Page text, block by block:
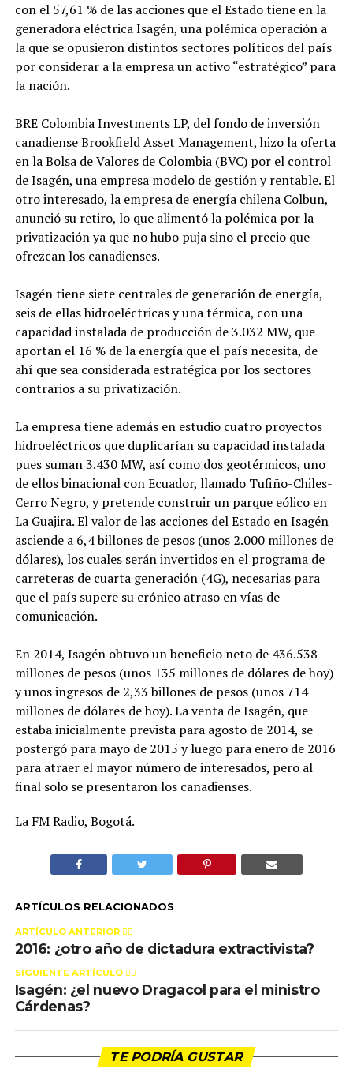
con el 57,61 % de las acciones que el Estado tiene en la
generadora eléctrica Isagén, una polémica operación a
la que se opusieron distintos sectores políticos del país
por considerar a la empresa un activo “estratégico” para
la nación.
BRE Colombia Investments LP, del fondo de inversión
canadiense Brookfield Asset Management, hizo la oferta
en la Bolsa de Valores de Colombia (BVC) por el control
de Isagén, una empresa modelo de gestión y rentable. El
otro interesado, la empresa de energía chilena Colbun,
anunció su retiro, lo que alimentó la polémica por la
privatización ya que no hubo puja sino el precio que
ofrezcan los canadienses.
Isagén tiene siete centrales de generación de energía,
seis de ellas hidroeléctricas y una térmica, con una
capacidad instalada de producción de 3.032 MW, que
aportan el 16 % de la energía que el país necesita, de
ahí que sea considerada estratégica por los sectores
contrarios a su privatización.
La empresa tiene además en estudio cuatro proyectos
hidroeléctricos que duplicarían su capacidad instalada
pues suman 3.430 MW, así como dos geotérmicos, uno
de ellos binacional con Ecuador, llamado Tufiño-Chiles-
Cerro Negro, y pretende construir un parque eólico en
La Guajira. El valor de las acciones del Estado en Isagén
asciende a 6,4 billones de pesos (unos 2.000 millones de
dólares), los cuales serán invertidos en el programa de
carreteras de cuarta generación (4G), necesarias para
que el país supere su crónico atraso en vías de
comunicación.
En 2014, Isagén obtuvo un beneficio neto de 436.538
millones de pesos (unos 135 millones de dólares de hoy)
y unos ingresos de 2,33 billones de pesos (unos 714
millones de dólares de hoy). La venta de Isagén, que
estaba inicialmente prevista para agosto de 2014, se
postergó para mayo de 2015 y luego para enero de 2016
para atraer el mayor número de interesados, pero al
final solo se presentaron los canadienses.
La FM Radio, Bogotá.
ARTÍCULOS RELACIONADOS
ARTÍCULO ANTERIOR 👉🏻
2016: ¿otro año de dictadura extractivista?
SIGUIENTE ARTÍCULO 👈🏻
Isagén: ¿el nuevo Dragacol para el ministro
Cárdenas?
TE PODRÍA GUSTAR